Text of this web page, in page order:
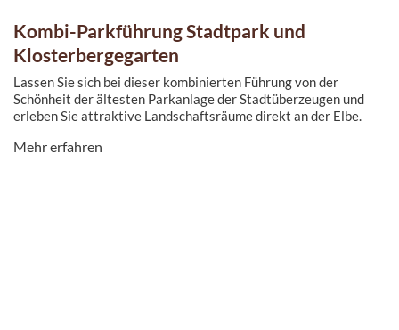
Kombi-Parkführung Stadtpark und
Klosterbergegarten
Lassen Sie sich bei dieser kombinierten Führung von der
Schönheit der ältesten Parkanlage der Stadtüberzeugen und
erleben Sie attraktive Landschaftsräume direkt an der Elbe.
buchbar)
Mehr erfahren